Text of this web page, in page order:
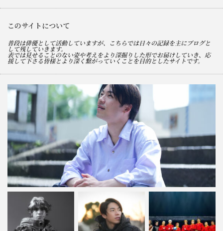
このサイトについて
普段は俳優として活動していますが、こちらでは日々の記録を主にブログと
して残していきます。
表では見せることのない姿や考えをより深掘りした形でお届けしていき、応
援して下さる皆様とより深く繋がっていくことを目的としたサイトです。